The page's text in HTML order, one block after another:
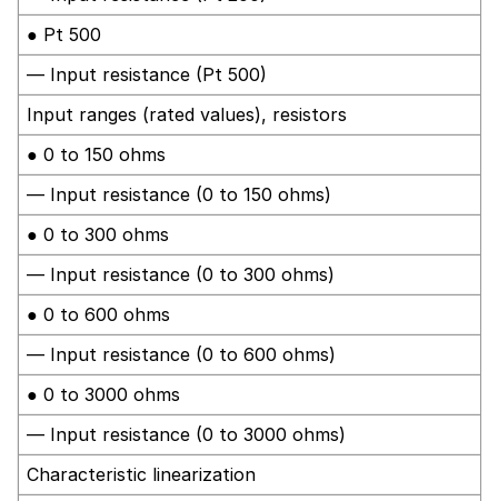
● Pt 500
— Input resistance (Pt 500)
Input ranges (rated values), resistors
● 0 to 150 ohms
— Input resistance (0 to 150 ohms)
● 0 to 300 ohms
— Input resistance (0 to 300 ohms)
● 0 to 600 ohms
— Input resistance (0 to 600 ohms)
● 0 to 3000 ohms
— Input resistance (0 to 3000 ohms)
Characteristic linearization